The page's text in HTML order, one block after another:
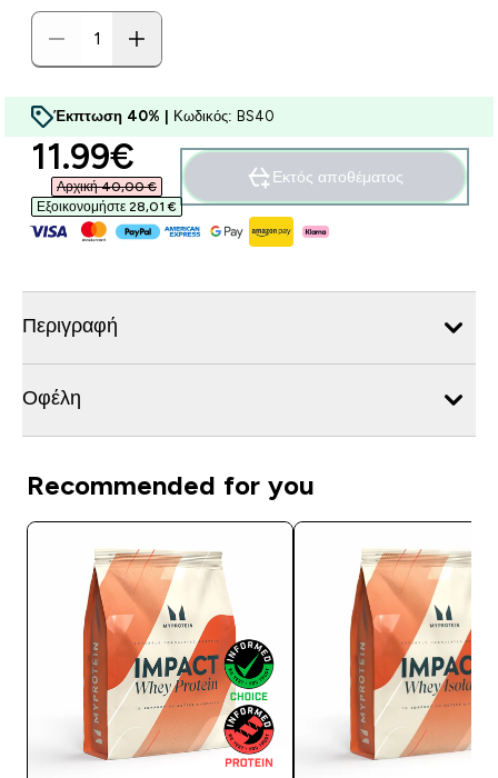
Έκπτωση 40% | Κωδικός: BS40
discounted price
11.99€‎
Αρχική 40,00 €‎
Εξοικονομήστε 28,01 €‎
Εκτός αποθέματος
Περιγραφή
Οφέλη
Recommended for you